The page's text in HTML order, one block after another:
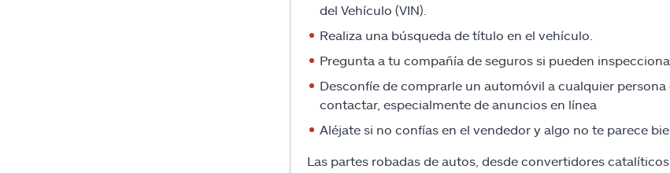
del Vehículo (VIN).
Realiza una búsqueda de título en el vehículo.
Pregunta a tu compañía de seguros si pueden
Desconfíe de comprarle un automóvil a cualquier
contactar, especialmente de anuncios en línea
Aléjate si no confías en el vendedor y algo no te parece
Las partes robadas de autos, desde convertidores